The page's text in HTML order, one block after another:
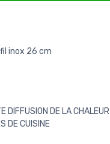
inox 26 cm
DIFFUSION DE LA CHALEUR
DE CUISINE